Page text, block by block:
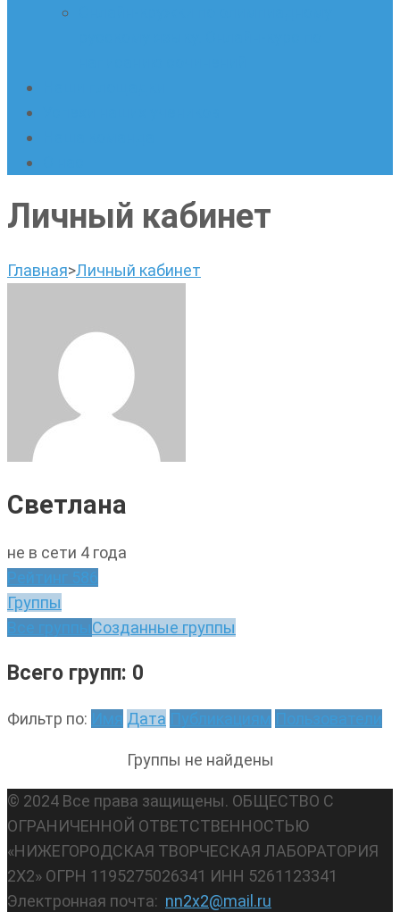
Личный кабинет
Главная>Личный кабинет
Светлана
не в сети 4 года
Рейтинг 586
Группы
Все группыСозданные группы
Всего групп: 0
Фильтр по: Имя Дата Публикациям Пользователи
Группы не найдены
© 2024 Все права защищены. ОБЩЕСТВО С
ОГРАНИЧЕННОЙ ОТВЕТСТВЕННОСТЬЮ
«НИЖЕГОРОДСКАЯ ТВОРЧЕСКАЯ ЛАБОРАТОРИЯ
2Х2» ОГРН 1195275026341 ИНН 5261123341
Электронная почта: nn2x2@mail.ru